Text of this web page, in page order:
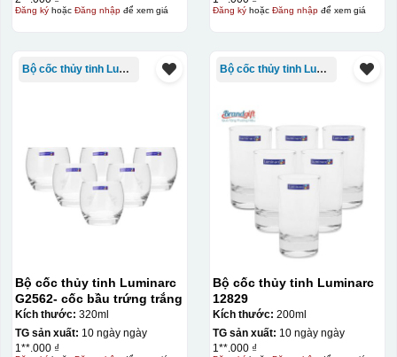
Hộp diêm quai xách lót lụa
đây là kiểu hộp quay xách lót lụa chỉ khác là thêm quai
thêm tiền
Đăng kýhoặc Đăng nhậpđể xem giá Đăng kýhoặc Đăng nhậpđể xem giá
Bộ cốc thủy tinh Luminarc
Bộ cốc thủy tinh Luminarc
G2562- cốc bầu trứng trắng
Kích thước: 320ml
TG sản xuất: 10 ngày ngày
1**.000 ₫
Bộ cốc thủy tinh Luminarc
Bộ cốc thủy tinh Luminarc
12829
Kích thước: 200ml
TG sản xuất: 10 ngày ngày
1**.000 ₫